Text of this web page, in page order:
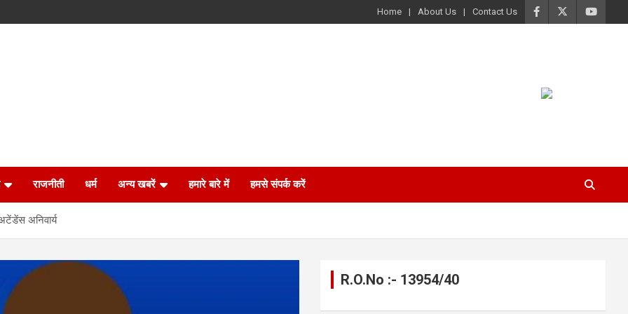
Home About Us Contact Us
राजनीती धर्म अन्य खबरें हमारे बारे में हमसे संपर्क करें
अनिवार्य
R.O.No :- 13954/40